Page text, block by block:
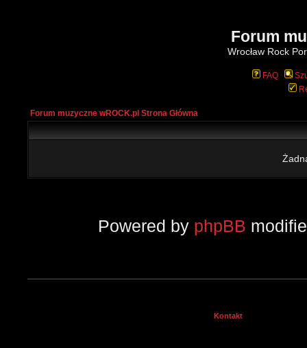
Forum
Wrocław Rock
FAQ
Forum muzyczne wROCK.pl Strona Główna
Powered by phpBB
Kontakt